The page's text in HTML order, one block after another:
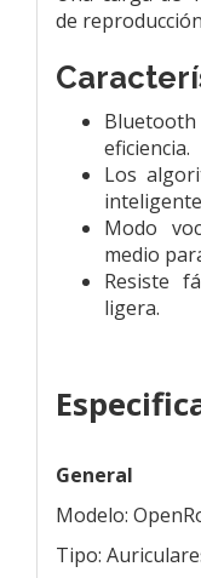
de
eficiencia.
Los
Modo
medio
Resiste
ligera.
General
Modelo:
Tipo: